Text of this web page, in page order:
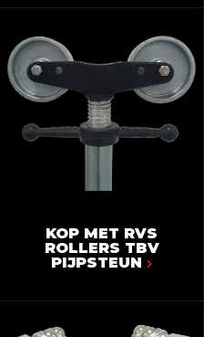
KOP MET RVS
ROLLERS TBV
PIJPSTEUN